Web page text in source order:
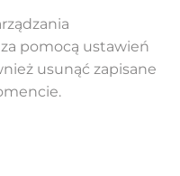
pomocą ustawień
usunąć zapisane